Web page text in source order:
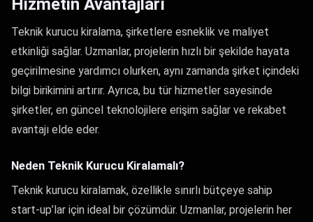
Hizmetin Avantajları
Teknik kurucu kiralama, şirketlere esneklik ve maliyet
etkinliği sağlar. Uzmanlar, projelerin hızlı bir şekilde hayata
geçirilmesine yardımcı olurken, aynı zamanda şirket içindeki
bilgi birikimini artırır. Ayrıca, bu tür hizmetler sayesinde
şirketler, en güncel teknolojilere erişim sağlar ve rekabet
avantajı elde eder.
Neden Teknik Kurucu Kiralamalı?
Teknik kurucu kiralamak, özellikle sınırlı bütçeye sahip
start-up’lar için ideal bir çözümdür. Uzmanlar, projelerin her